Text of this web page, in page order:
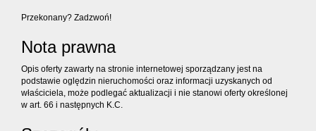
Przekonany? Zadzwoń!
Nota prawna
Opis oferty zawarty na stronie internetowej sporządzany jest na
podstawie oględzin nieruchomości oraz informacji uzyskanych od
właściciela, może podlegać aktualizacji i nie stanowi oferty określonej
w art. 66 i następnych K.C.